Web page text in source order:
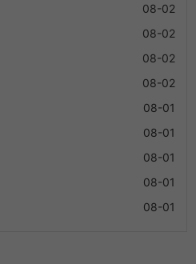
08-02
08-02
08-02
08-02
08-01
08-01
08-01
08-01
08-01